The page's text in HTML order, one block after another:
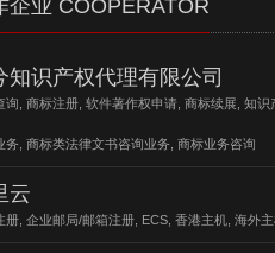
企业 COOPERATOR
知识产权代理有限公司
询, 商标注册, 软件著作权申请, 商标续展, 知识
务, 商标类法律文书咨询业务, 商标业务咨询
云
册, 企业邮局/邮箱注册, ECS, 香港主机, 海外